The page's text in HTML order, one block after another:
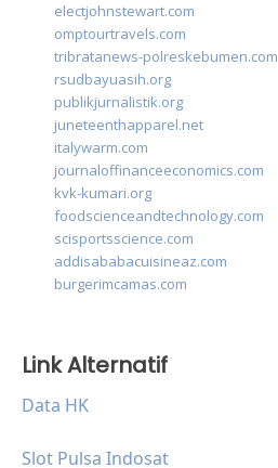
electjohnstewart.com
omptourtravels.com
tribratanews-polreskebumen.com
rsudbayuasih.org
publikjurnalistik.org
juneteenthapparel.net
italywarm.com
journaloffinanceeconomics.com
kvk-kumari.org
foodscienceandtechnology.com
scisportsscience.com
addisababacuisineaz.com
burgerimcamas.com
Link Alternatif
Data HK
Slot Pulsa Indosat